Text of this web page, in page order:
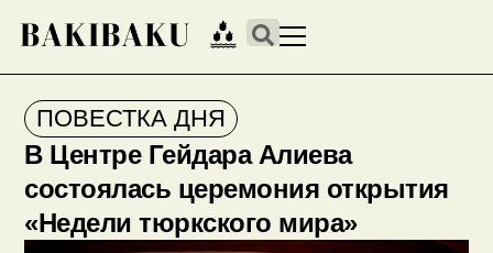
ПОВЕСТКА ДНЯ
В Центре Гейдара Алиева
состоялась церемония открытия
«Недели тюркского мира»